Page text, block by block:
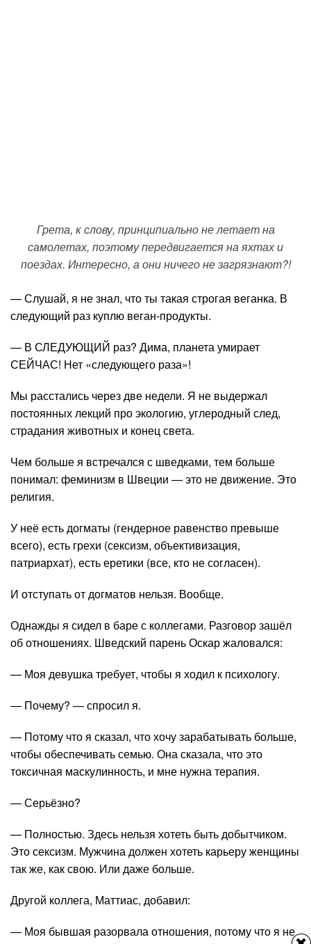
Грета, к слову, принципиально не летает на
самолетах, поэтому передвигается на яхтах и
поездах. Интересно, а они ничего не загрязнают?!
— Слушай, я не знал, что ты такая строгая веганка. В
следующий раз куплю веган-продукты.
— В СЛЕДУЮЩИЙ раз? Дима, планета умирает
СЕЙЧАС! Нет «следующего раза»!
Мы расстались через две недели. Я не выдержал
постоянных лекций про экологию, углеродный след,
страдания животных и конец света.
Чем больше я встречался с шведками, тем больше
понимал: феминизм в Швеции — это не движение. Это
религия.
У неё есть догматы (гендерное равенство превыше
всего), есть грехи (сексизм, объективизация,
патриархат), есть еретики (все, кто не согласен).
И отступать от догматов нельзя. Вообще.
Однажды я сидел в баре с коллегами. Разговор зашёл
об отношениях. Шведский парень Оскар жаловался:
— Моя девушка требует, чтобы я ходил к психологу.
— Почему? — спросил я.
— Потому что я сказал, что хочу зарабатывать больше,
чтобы обеспечивать семью. Она сказала, что это
токсичная маскулинность, и мне нужна терапия.
— Серьёзно?
— Полностью. Здесь нельзя хотеть быть добытчиком.
Это сексизм. Мужчина должен хотеть карьеру женщины
так же, как свою. Или даже больше.
Другой коллега, Маттиас, добавил:
— Моя бывшая разорвала отношения, потому что я не